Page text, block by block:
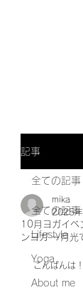
記事
全ての記事
Lifestyle
Yoga
About me
全ての記事
10月ヨガイ
ンヨガ ～月光
mika
2025
こんばんは